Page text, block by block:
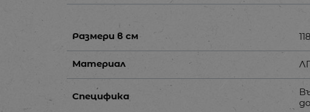
Размери в см
Материал
Специфика